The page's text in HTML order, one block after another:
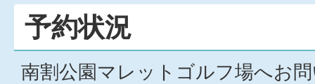
予約状況
南割公園マレットゴルフ場へお